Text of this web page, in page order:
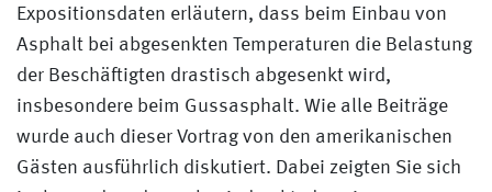
Expositionsdaten erläutern, dass beim Einbau von
Asphalt bei abgesenkten Temperaturen die Belastung
der Beschäftigten drastisch abgesenkt wird,
insbesondere beim Gussasphalt. Wie alle Beiträge
wurde auch dieser Vortrag von den amerikanischen
Gästen ausführlich diskutiert. Dabei zeigten Sie sich